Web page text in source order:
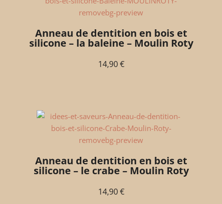
Anneau de dentition en bois et
silicone – la baleine – Moulin Roty
14,90€
Anneau de dentition en bois et
silicone – le crabe – Moulin Roty
14,90€